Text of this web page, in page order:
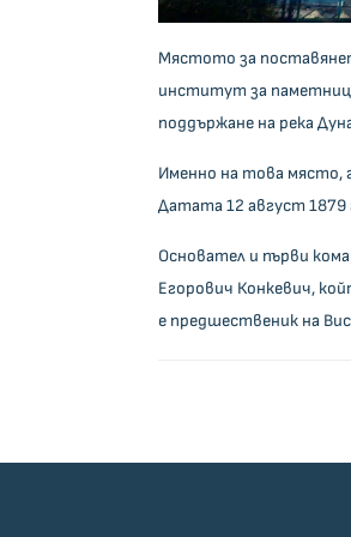
Мястото за
институт за
поддържане на река
Именно на това място,
Датата 12 август 1879
Основател и първи
Егорович Конкевич,
е предшественик на